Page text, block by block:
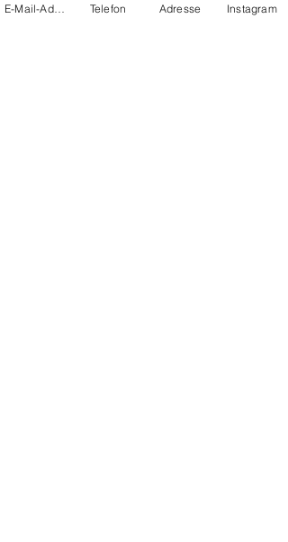
E-Mail-Adresse Telefon Adresse Instagram